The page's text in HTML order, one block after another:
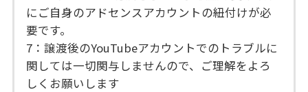
にご自身のアドセンスアカウントの紐付けが必
要です。
7：譲渡後のYouTubeアカウントでのトラブルに
関しては一切関与しませんので、ご理解をよろ
しくお願いします